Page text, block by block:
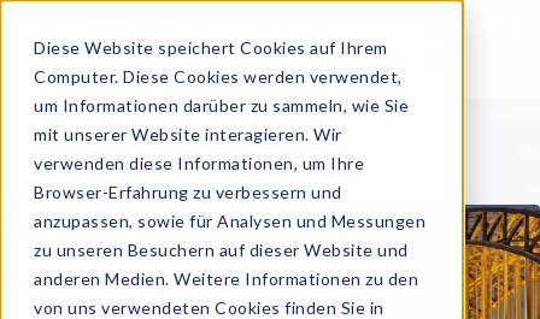
Diese Website speichert Cookies auf Ihrem
Computer. Diese Cookies werden verwendet,
um Informationen darüber zu sammeln, wie Sie
mit unserer Website interagieren. Wir
verwenden diese Informationen, um Ihre
Browser-Erfahrung zu verbessern und
anzupassen, sowie für Analysen und Messungen
zu unseren Besuchern auf dieser Website und
anderen Medien. Weitere Informationen zu den
von uns verwendeten Cookies finden Sie in